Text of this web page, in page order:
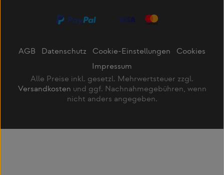
AGB Datenschutz Cookie-Einstellungen
Cookies
Impressum
Alle Preise inkl. gesetzl. Mehrwertsteuer zzgl.
Versandkosten und ggf. Nachnahmegebühren, wenn
nicht anders angegeben.